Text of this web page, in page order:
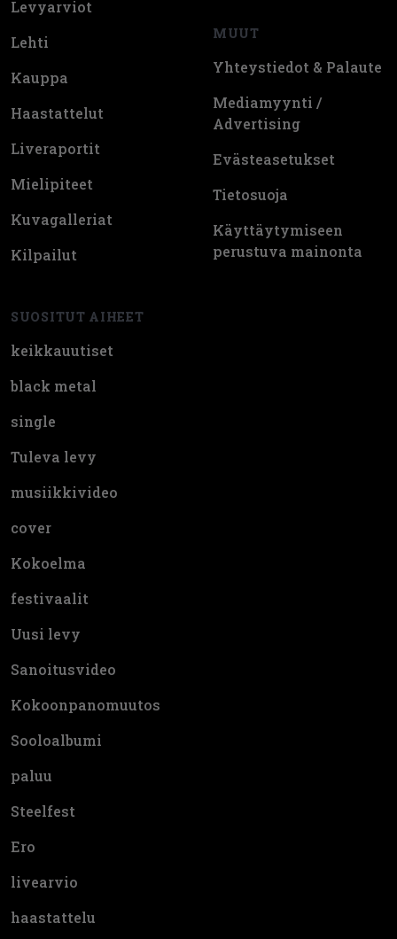
Levyarviot
Lehti
Kauppa
Haastattelut
Liveraportit
Mielipiteet
Kuvagalleriat
Kilpailut
SUOSITUT AIHEET
keikkauutiset
black metal
single
Tuleva levy
musiikkivideo
cover
Kokoelma
festivaalit
Uusi levy
Sanoitusvideo
Kokoonpanomuutos
Sooloalbumi
paluu
Steelfest
Ero
livearvio
haastattelu
MUUT
Yhteystiedot & Palaute
Mediamyynti /
Advertising
Evästeasetukset
Tietosuoja
Käyttäytymiseen
perustuva mainonta